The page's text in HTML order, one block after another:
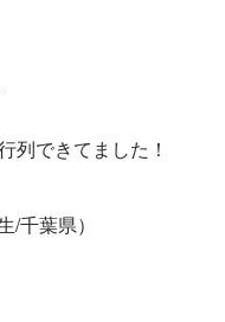
列できてました！
/千葉県）